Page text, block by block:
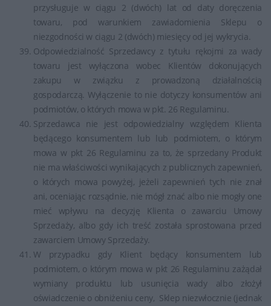
przysługuje w ciągu 2 (dwóch) lat od daty doręczenia
towaru, pod warunkiem zawiadomienia Sklepu o
niezgodności w ciągu 2 (dwóch) miesięcy od jej wykrycia.
Odpowiedzialność Sprzedawcy z tytułu rękojmi za wady
towaru jest wyłączona wobec Klientów dokonujących
zakupu w związku z prowadzoną działalnością
gospodarczą. Wyłączenie to nie dotyczy konsumentów ani
podmiotów, o których mowa w pkt. 26 Regulaminu.
Sprzedawca nie jest odpowiedzialny względem Klienta
będącego konsumentem lub lub podmiotem, o którym
mowa w pkt 26 Regulaminu za to, że sprzedany Produkt
nie ma właściwości wynikających z publicznych zapewnień,
o których mowa powyżej, jeżeli zapewnień tych nie znał
ani, oceniając rozsądnie, nie mógł znać albo nie mogły one
mieć wpływu na decyzję Klienta o zawarciu Umowy
Sprzedaży, albo gdy ich treść została sprostowana przed
zawarciem Umowy Sprzedaży.
W przypadku gdy Klient będący konsumentem lub
podmiotem, o którym mowa w pkt 26 Regulaminu zażądał
wymiany produktu lub usunięcia wady albo złożył
oświadczenie o obniżeniu ceny, Sklep niezwłocznie (jednak